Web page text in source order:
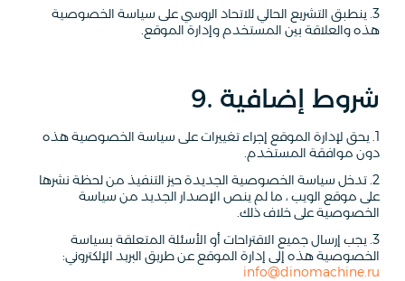
3. ينطبق التشريع الحالي للاتحاد الروسي على سياسة الخصوصية
هذه والعلاقة بين المستخدم وإدارة الموقع.
9. شروط إضافية
1. يحق لإدارة الموقع إجراء تغييرات على سياسة الخصوصية هذه
دون موافقة المستخدم.
2. تدخل سياسة الخصوصية الجديدة حيز التنفيذ من لحظة نشرها
على موقع الويب ، ما لم ينص الإصدار الجديد من سياسة
الخصوصية على خلاف ذلك.
3. يجب إرسال جميع الاقتراحات أو الأسئلة المتعلقة بسياسة
الخصوصية هذه إلى إدارة الموقع عن طريق البريد الإلكتروني:
info@dinomachine.ru